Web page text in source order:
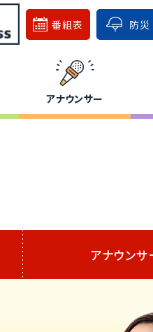
番組表 防災
アナウンサー
アナウン